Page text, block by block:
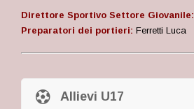
Direttore Sportivo Settore Giovanile:
Preparatori dei portieri: Ferretti Luca
Allievi U17